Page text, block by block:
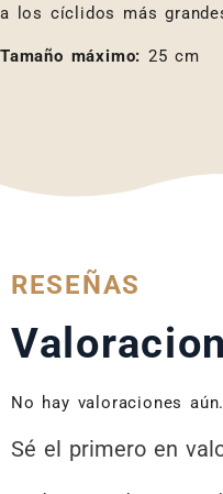
a los cíclidos más
Tamaño máximo: 25 cm
RESEÑAS
No hay valoraciones aún.
Sé el primero en